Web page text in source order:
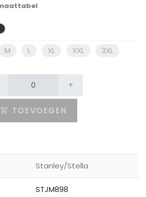
M L XL XXL 3XL
+
TOEVOEGEN
Stanley/Stella
STJM898